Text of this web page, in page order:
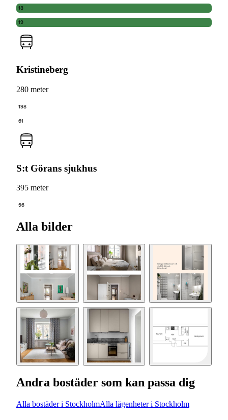
18
19
Kristineberg
280 meter
198
61
S:t Görans sjukhus
395 meter
56
Alla bilder
Andra bostäder som kan passa dig
Alla bostäder i StockholmAlla lägenheter i Stockholm